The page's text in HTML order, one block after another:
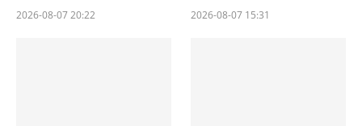
2026-08-07 20:22 2026-08-07 15:31